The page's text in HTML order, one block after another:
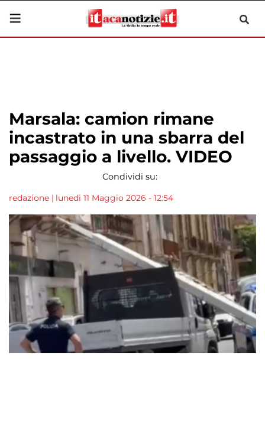
Marsala: camion rimane
incastrato in una sbarra del
passaggio a livello. VIDEO
Condividi su:
redazione | lunedì 11 Maggio 2026 - 12:54